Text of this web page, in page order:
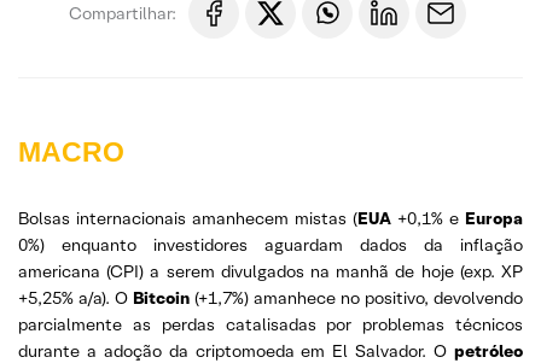
Compartilhar:
MACRO
Bolsas internacionais amanhecem mistas (EUA +0,1% e Europa
0%) enquanto investidores aguardam dados da inflação
americana (CPI) a serem divulgados na manhã de hoje (exp. XP
+5,25% a/a). O Bitcoin (+1,7%) amanhece no positivo, devolvendo
parcialmente as perdas catalisadas por problemas técnicos
durante a adoção da criptomoeda em El Salvador. O petróleo